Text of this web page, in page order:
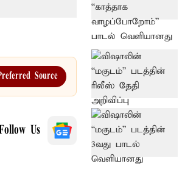
Source
Us